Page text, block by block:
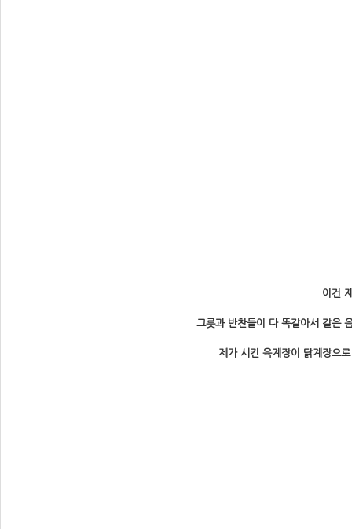
이건
그릇과 반찬들이 다 똑같아서 같은
제가 시킨 육계장이 닭계장으